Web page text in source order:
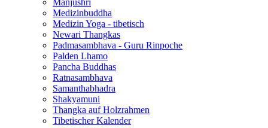
Manjushri
Medizinbuddha
Medizin Yoga - tibetisch
Newari Thangkas
Padmasambhava - Guru Rinpoche
Palden Lhamo
Pancha Buddhas
Ratnasambhava
Samanthabhadra
Shakyamuni
Thangka auf Holzrahmen
Tibetischer Kalender